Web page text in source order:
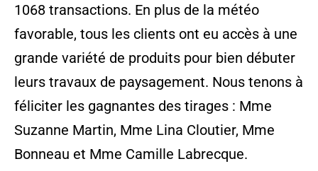
1068 transactions. En plus de la météo
favorable, tous les clients ont eu accès à une
grande variété de produits pour bien débuter
leurs travaux de paysagement. Nous tenons à
féliciter les gagnantes des tirages : Mme
Suzanne Martin, Mme Lina Cloutier, Mme
Bonneau et Mme Camille Labrecque.